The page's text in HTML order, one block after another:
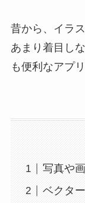
昔から、イラ
あまり着目し
も便利なアプリ
写真や
ベクタ